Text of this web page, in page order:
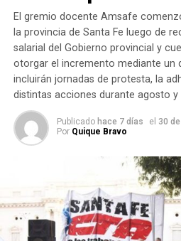
$1.112.250 en noviembre.
A esos montos deberán
correspondientes a
asignaciones familiares, según
También alcanzará a
municipales
El acuerdo establece quelos
incremento y los tramos
beneficiarios pasivosde
Municipalesy de laCaja de
de la Provincia de Santa Fe
El gremio docente Amsafe
la provincia de Santa Fe luego de
salarial del Gobierno provincial y
otorgar el incremento mediante un
incluirán jornadas de protesta, la
distintas acciones durante agosto y
Publicado hace 7 días el 30
Por Quique Bravo